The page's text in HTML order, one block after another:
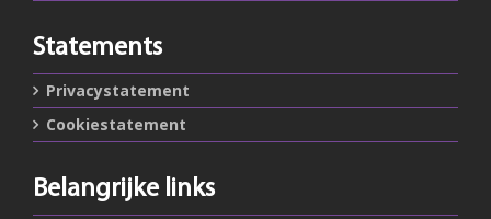
Statements
Privacystatement
Cookiestatement
Belangrijke links